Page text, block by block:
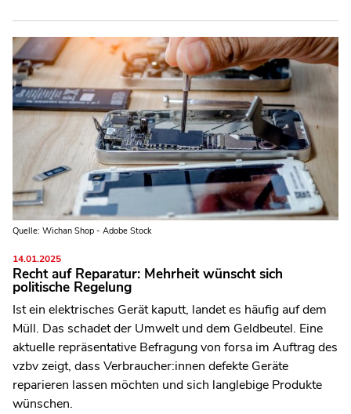
Quelle: Wichan Shop - Adobe Stock
14.01.2025
Recht auf Reparatur: Mehrheit wünscht sich
politische Regelung
Ist ein elektrisches Gerät kaputt, landet es häufig auf dem
Müll. Das schadet der Umwelt und dem Geldbeutel. Eine
aktuelle repräsentative Befragung von forsa im Auftrag des
vzbv zeigt, dass Verbraucher:innen defekte Geräte
reparieren lassen möchten und sich langlebige Produkte
wünschen.